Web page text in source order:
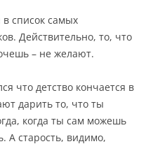
список самых
Действительно, то, что
– не желают.
что детство кончается в
дарить то, что ты
когда ты сам можешь
А старость, видимо,